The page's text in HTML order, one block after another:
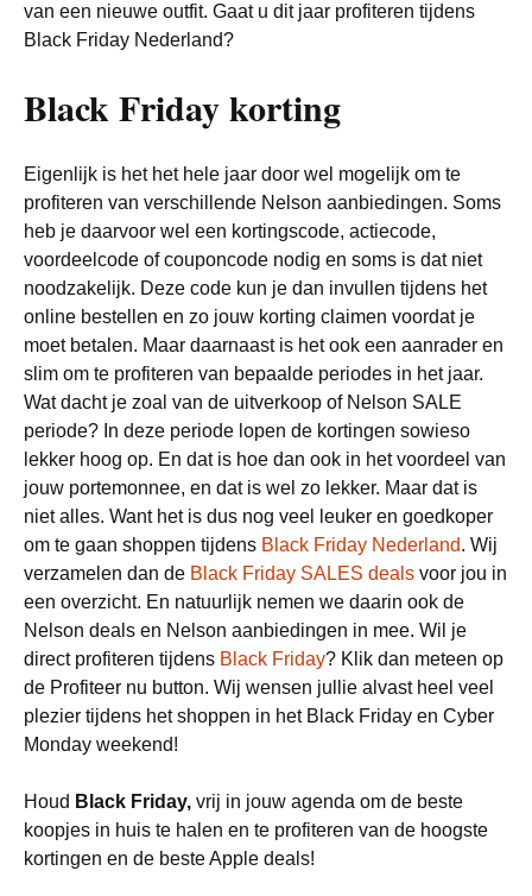
van een nieuwe outfit. Gaat u dit jaar profiteren tijdens
Black Friday Nederland?
Black Friday korting
Eigenlijk is het het hele jaar door wel mogelijk om te
profiteren van verschillende Nelson aanbiedingen. Soms
heb je daarvoor wel een kortingscode, actiecode,
voordeelcode of couponcode nodig en soms is dat niet
noodzakelijk. Deze code kun je dan invullen tijdens het
online bestellen en zo jouw korting claimen voordat je
moet betalen. Maar daarnaast is het ook een aanrader en
slim om te profiteren van bepaalde periodes in het jaar.
Wat dacht je zoal van de uitverkoop of Nelson SALE
periode? In deze periode lopen de kortingen sowieso
lekker hoog op. En dat is hoe dan ook in het voordeel van
jouw portemonnee, en dat is wel zo lekker. Maar dat is
niet alles. Want het is dus nog veel leuker en goedkoper
om te gaan shoppen tijdens Black Friday Nederland. Wij
verzamelen dan de Black Friday SALES deals voor jou in
een overzicht. En natuurlijk nemen we daarin ook de
Nelson deals en Nelson aanbiedingen in mee. Wil je
direct profiteren tijdens Black Friday? Klik dan meteen op
de Profiteer nu button. Wij wensen jullie alvast heel veel
plezier tijdens het shoppen in het Black Friday en Cyber
Monday weekend!
Houd Black Friday, vrij in jouw agenda om de beste
koopjes in huis te halen en te profiteren van de hoogste
kortingen en de beste Apple deals!